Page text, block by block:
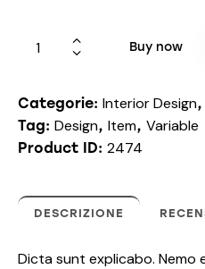
Buy now
Categorie: Interior Design,
Tag: Design, Item, Variable
Product ID: 2474
DESCRIZIONE
Dicta sunt explicabo. Nemo